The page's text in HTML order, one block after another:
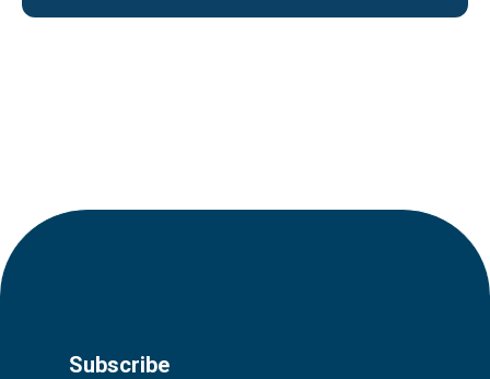
Subscribe